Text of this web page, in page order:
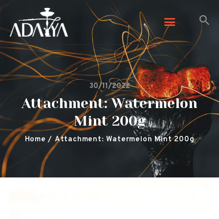
30/11/2022
Attachment: Watermelon
Mint 200g
Home Attachment: Watermelon Mint 200g
Adalya Tobacco
Adalya Tobacco
Početna
Galerija
Arome
Kontaktirajte nas
O nama